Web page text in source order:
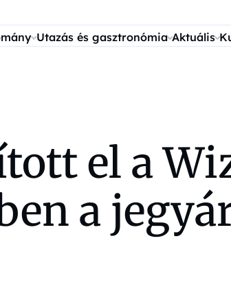
Utazás és gasztronómia Aktuális
el a
a